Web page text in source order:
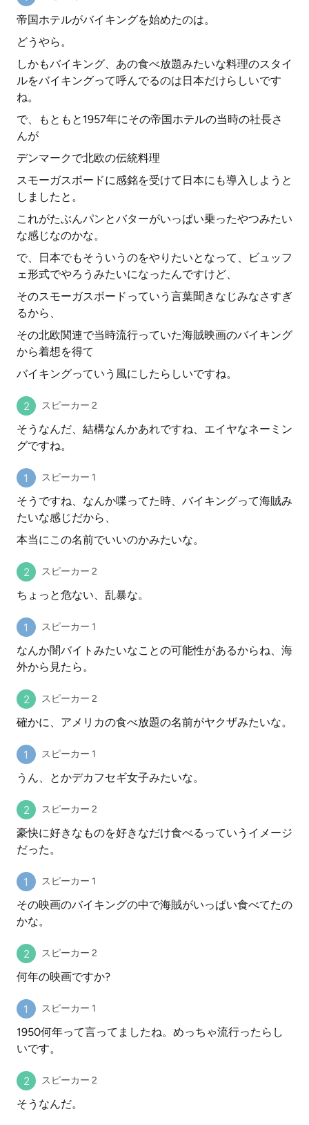
帝国ホテルがバイキングを始めたのは。
どうやら。
しかもバイキング、あの食べ放題みたいな料理のスタイ
ルをバイキングって呼んでるのは日本だけらしいです
ね。
で、もともと1957年にその帝国ホテルの当時の社長さ
んが
デンマークで北欧の伝統料理
スモーガスボードに感銘を受けて日本にも導入しようと
しましたと。
これがたぶんパンとバターがいっぱい乗ったやつみたい
な感じなのかな。
で、日本でもそういうのをやりたいとなって、ビュッフ
ェ形式でやろうみたいになったんですけど、
そのスモーガスボードっていう言葉聞きなじみなさすぎ
るから、
その北欧関連で当時流行っていた海賊映画のバイキング
から着想を得て
バイキングっていう風にしたらしいですね。
スピーカー 2
そうなんだ、結構なんかあれですね、エイヤなネーミン
グですね。
スピーカー 1
そうですね、なんか喋ってた時、バイキングって海賊み
たいな感じだから、
本当にこの名前でいいのかみたいな。
スピーカー 2
ちょっと危ない、乱暴な。
スピーカー 1
なんか闇バイトみたいなことの可能性があるからね、海
外から見たら。
スピーカー 2
確かに、アメリカの食べ放題の名前がヤクザみたいな。
スピーカー 1
うん、とかデカフセギ女子みたいな。
スピーカー 2
豪快に好きなものを好きなだけ食べるっていうイメージ
だった。
スピーカー 1
その映画のバイキングの中で海賊がいっぱい食べてたの
かな。
スピーカー 2
何年の映画ですか?
スピーカー 1
1950何年って言ってましたね。めっちゃ流行ったらし
いです。
スピーカー 2
そうなんだ。